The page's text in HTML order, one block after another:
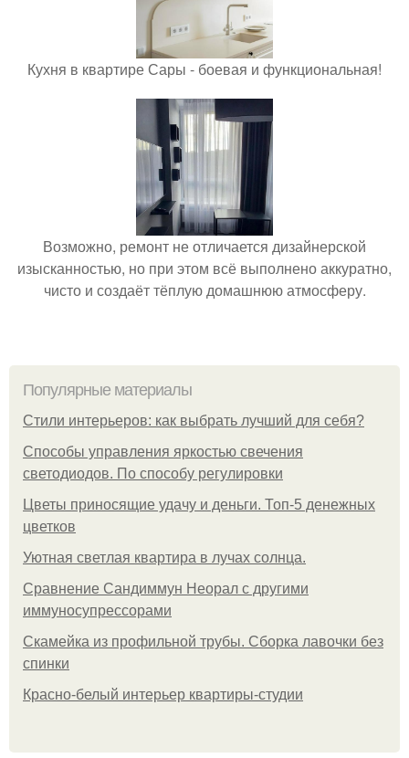
Кухня в квартире Сары - боевая и функциональная!
Возможно, ремонт не отличается дизайнерской
изысканностью, но при этом всё выполнено аккуратно,
чисто и создаёт тёплую домашнюю атмосферу.
Популярные материалы
Стили интерьеров: как выбрать лучший для себя?
Способы управления яркостью свечения
светодиодов. По способу регулировки
Цветы приносящие удачу и деньги. Топ-5 денежных
цветков
Уютная светлая квартира в лучах солнца.
Сравнение Сандиммун Неорал с другими
иммуносупрессорами
Скамейка из профильной трубы. Сборка лавочки без
спинки
Красно-белый интерьер квартиры-студии